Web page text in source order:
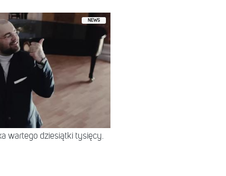
NEWS
wartego dziesiątki tysięcy.